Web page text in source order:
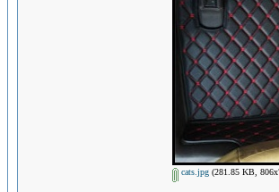
cats.jpg (281.85 KB,